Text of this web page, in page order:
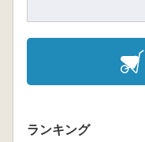
ランキング